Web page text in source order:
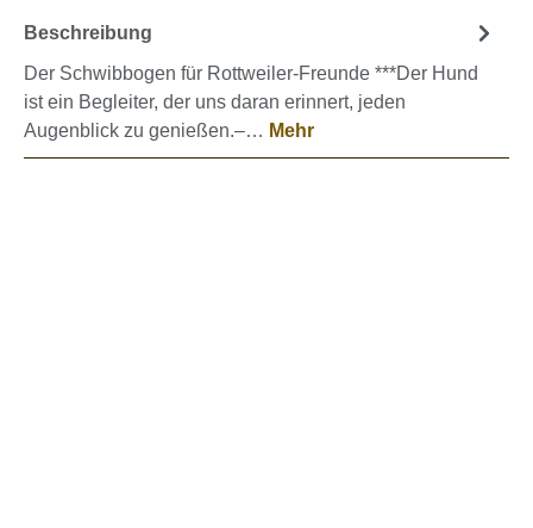
Beschreibung
Der Schwibbogen für Rottweiler-Freunde ***Der Hund
ist ein Begleiter, der uns daran erinnert, jeden
Augenblick zu genießen.–… Mehr